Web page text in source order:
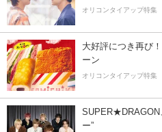
オリコンタイアップ特集
大好評につき再び
ーン
オリコンタイアップ特集
SUPER★DRAGON
ー”